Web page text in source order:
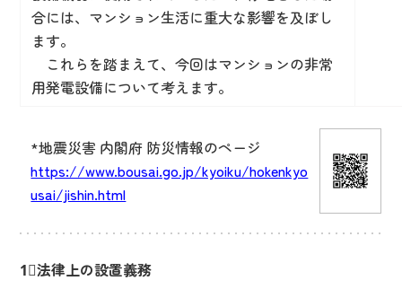
合には、マンション生活に重大な影響を及ぼし
ます。
これらを踏まえて、今回はマンションの非常
用発電設備について考えます。
*地震災害 内閣府 防災情報のページ
https://www.bousai.go.jp/kyoiku/hokenkyo
usai/jishin.html
1⃣法律上の設置義務